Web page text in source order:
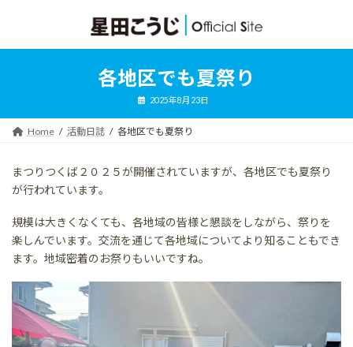
ン
ッ
ー
移
各地区でも夏祭り
2025年8月23日
Home 活動日誌 各地区でも夏祭り
まつりつくば２０２５が開催されていますが、各地区でも夏祭り
が行われています。
規模は大きくなくても、各地域の皆様と懇談をしながら、祭りを
楽しんでいます。交流を通じて各地域についてより知ることもでき
ます。地域密着のお祭りもいいですね。